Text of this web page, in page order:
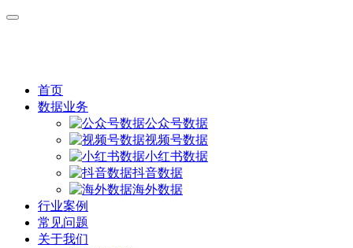
首页
数据业务
公众号数据
视频号数据
小红书数据
抖音数据
海外数据
行业案例
常见问题
关于我们